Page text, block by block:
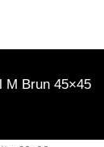
M Brun 45×45